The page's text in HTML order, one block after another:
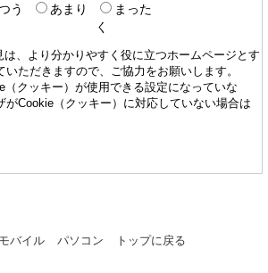
う あまり
まった
く
、より分かりやすく役に立つホームページとす
いただきますので、ご協力をお願いします。
クッキー）が使用できる設定になっていな
がCookie（クッキー）に対応していない場合は
モバイル パソコン トップに戻る